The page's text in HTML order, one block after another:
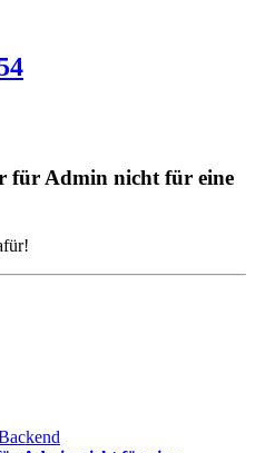
für Admin nicht für eine